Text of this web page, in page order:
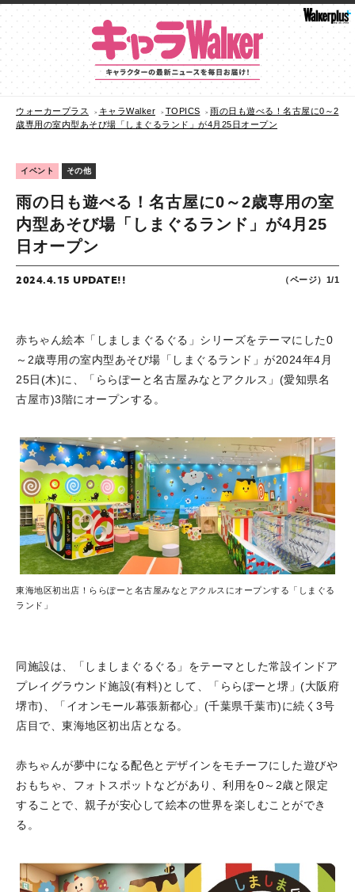
ウォーカープラス キャラWalker TOPICS
雨の日も遊べる！名古屋に0～2
歳専用の室内型あそび場「しまぐるランド」が4月25日オープン
イベント その他
雨の日も遊べる！名古屋に0～2歳専用の室
内型あそび場「しまぐるランド」が4月25
日オープン
2024.4.15 UPDATE!! （ページ）1/1
赤ちゃん絵本「しましまぐるぐる」シリーズをテーマにした0
～2歳専用の室内型あそび場「しまぐるランド」が2024年4月
25日(木)に、「ららぽーと名古屋みなとアクルス」(愛知県名
古屋市)3階にオープンする。
東海地区初出店！ららぽーと名古屋みなとアクルスにオープンする「しまぐる
ランド」
同施設は、「しましまぐるぐる」をテーマとした常設インドア
プレイグラウンド施設(有料)として、「ららぽーと堺」(大阪府
堺市)、「イオンモール幕張新都心」(千葉県千葉市)に続く3号
店目で、東海地区初出店となる。
赤ちゃんが夢中になる配色とデザインをモチーフにした遊びや
おもちゃ、フォトスポットなどがあり、利用を0～2歳と限定
することで、親子が安心して絵本の世界を楽しむことができ
る。